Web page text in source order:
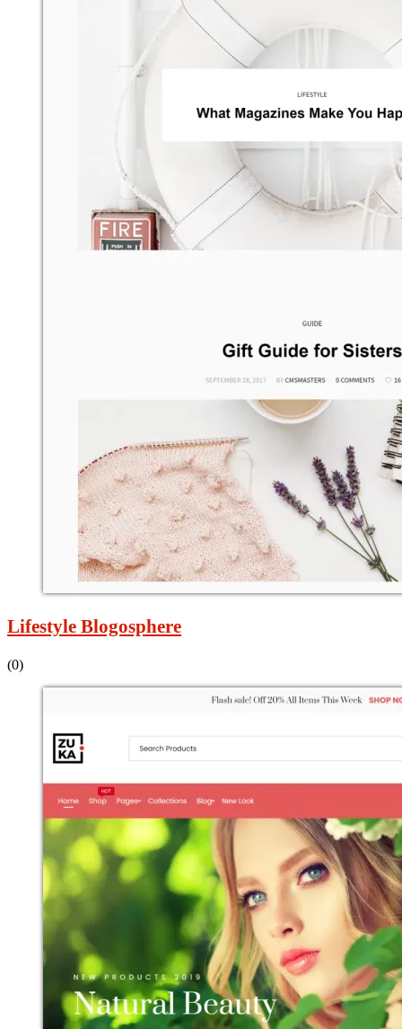
Lifestyle Blogosphere
(0)